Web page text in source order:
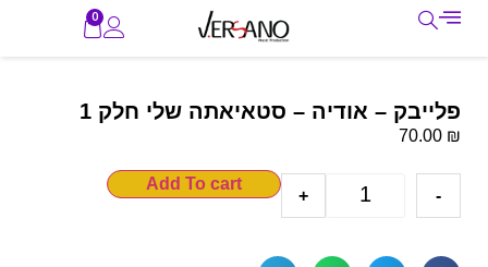
0
פלייבק – אודיה – סטאיאתה שלי חלק 1
70.00 ₪
-
+
Add To cart